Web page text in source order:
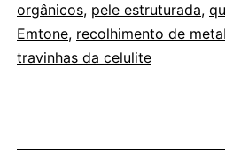
orgânicos, pele estruturada,
Emtone, recolhimento de
travinhas da celulite